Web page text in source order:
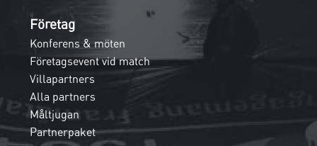
Företag
Konferens & möten
Företagsevent vid match
Villapartners
Alla partners
Måltjugan
Partnerpaket